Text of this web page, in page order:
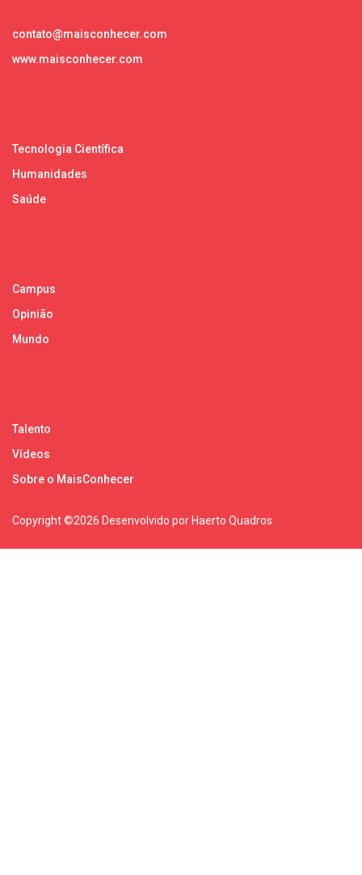
contato@maisconhecer.com
www.maisconhecer.com
Tecnologia Científica
Humanidades
Saúde
Campus
Opinião
Mundo
Talento
Vídeos
Sobre o MaisConhecer
Copyright ©2026 Desenvolvido por Haerto Quadros